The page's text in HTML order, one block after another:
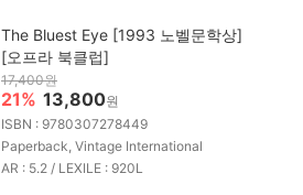
The Bluest Eye [1993 노벨문학상]
[오프라 북클럽]
17,400원
21% 13,800원
ISBN : 9780307278449
Paperback, Vintage International
AR : 5.2 / LEXILE : 920L